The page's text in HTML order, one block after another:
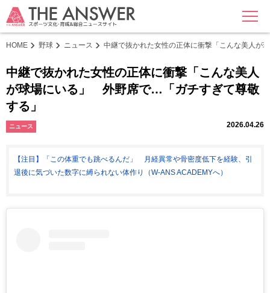
MENU
HOME 野球 ニュース 中継で抜かれた女性の正体に衝撃「こんな美人
中継で抜かれた女性の正体に衝撃「こんな美人
が球場にいる」 外野席で…「ガチすぎて尊敬
する」
ニュース 2026.04.26
【注目】「この体重でも跳べるんだ」 月経異常や骨密度低下を経験、引
退後に気づいた数字に縛られない体作り（W-ANS ACADEMYへ）